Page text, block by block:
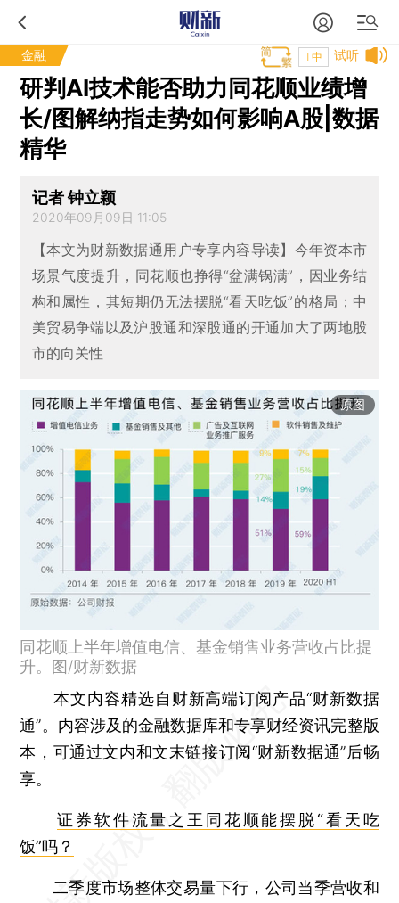
金融 试听
T中
研判AI技术能否助力同花顺业绩增
长/图解纳指走势如何影响A股|数据
精华
记者 钟立颖
2020年09月09日 11:05
【本文为财新数据通用户专享内容导读】今年资本市
场景气度提升，同花顺也挣得“盆满锅满”，因业务结
构和属性，其短期仍无法摆脱“看天吃饭”的格局；中
美贸易争端以及沪股通和深股通的开通加大了两地股
市的向关性
原图
同花顺上半年增值电信、基金销售业务营收占比提
升。图/财新数据
本文内容精选自财新高端订阅产品“财新数据
通”。内容涉及的金融数据库和专享财经资讯完整版
本，可通过文内和文末链接订阅“财新数据通”后畅
享。
证券软件流量之王同花顺能摆脱“看天吃
饭”吗？
二季度市场整体交易量下行，公司当季营收和